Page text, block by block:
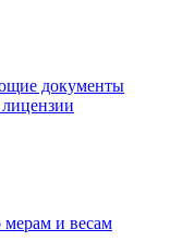
документы
и весам